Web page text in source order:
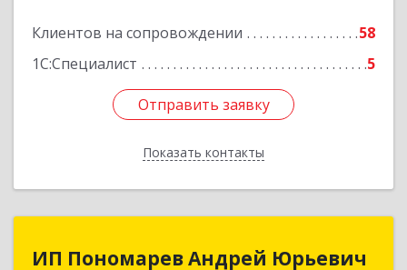
Клиентов на сопровождении
58
1С:Специалист
5
Отправить заявку
Показать контакты
Отправить заявку
Назад
ИП Пономарев Андрей Юрьевич
ИП Пономарев Андрей Юрьевич